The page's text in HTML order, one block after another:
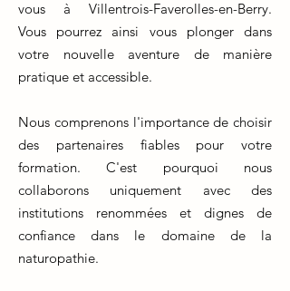
vous à Villentrois-Faverolles-en-Berry.
Vous pourrez ainsi vous plonger dans
votre nouvelle aventure de manière
pratique et accessible.
Nous comprenons l'importance de choisir
des partenaires fiables pour votre
formation. C'est pourquoi nous
collaborons uniquement avec des
institutions renommées et dignes de
confiance dans le domaine de la
naturopathie.